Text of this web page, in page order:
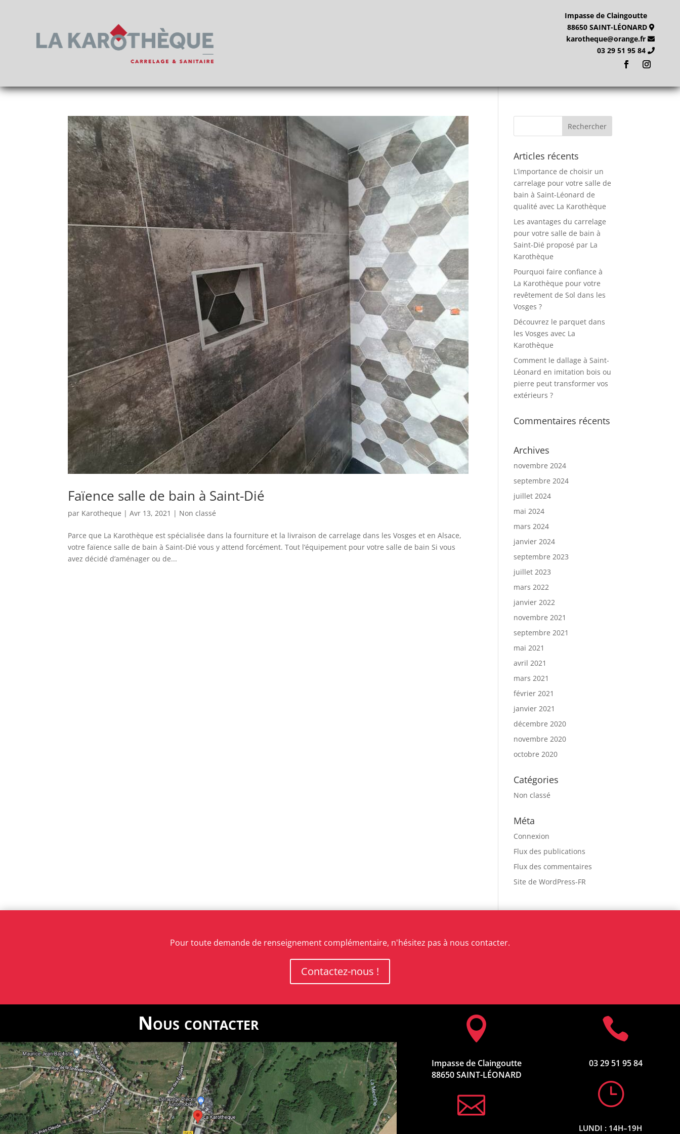
Impasse de Claingoutte
88650 SAINT-LÉONARD
karotheque@orange.fr
03 29 51 95 84
Faïence salle de bain à Saint-Dié
par Karotheque |Avr 13, 2021 | Non classé
Parce que La Karothèque est spécialisée dans la fourniture et la livraison de carrelage dans les Vosges et en Alsace,
votre faïence salle de bain à Saint-Dié vous y attend forcément. Tout l’équipement pour votre salle de bain Si vous
avez décidé d’aménager ou de...
Articles récents
L’importance de choisir un
carrelage pour votre salle de
bain à Saint-Léonard de
qualité avec La Karothèque
Les avantages du carrelage
pour votre salle de bain à
Saint-Dié proposé par La
Karothèque
Pourquoi faire confiance à
La Karothèque pour votre
revêtement de Sol dans les
Vosges ?
Découvrez le parquet dans
les Vosges avec La
Karothèque
Comment le dallage à Saint-
Léonard en imitation bois ou
pierre peut transformer vos
extérieurs ?
Commentaires récents
Archives
novembre 2024
septembre 2024
juillet 2024
mai 2024
mars 2024
janvier 2024
septembre 2023
juillet 2023
mars 2022
janvier 2022
novembre 2021
septembre 2021
mai 2021
avril 2021
mars 2021
février 2021
janvier 2021
décembre 2020
novembre 2020
octobre 2020
Catégories
Non classé
Méta
Connexion
Flux des publications
Flux des commentaires
Site de WordPress-FR
Pour toute demande de renseignement complémentaire, n'hésitez pas à nous contacter.
Contactez-nous !
Nous contacter 
Impasse de Claingoutte
88650 SAINT-LÉONARD


03 29 51 95 84
}
LUNDI : 14H–19H